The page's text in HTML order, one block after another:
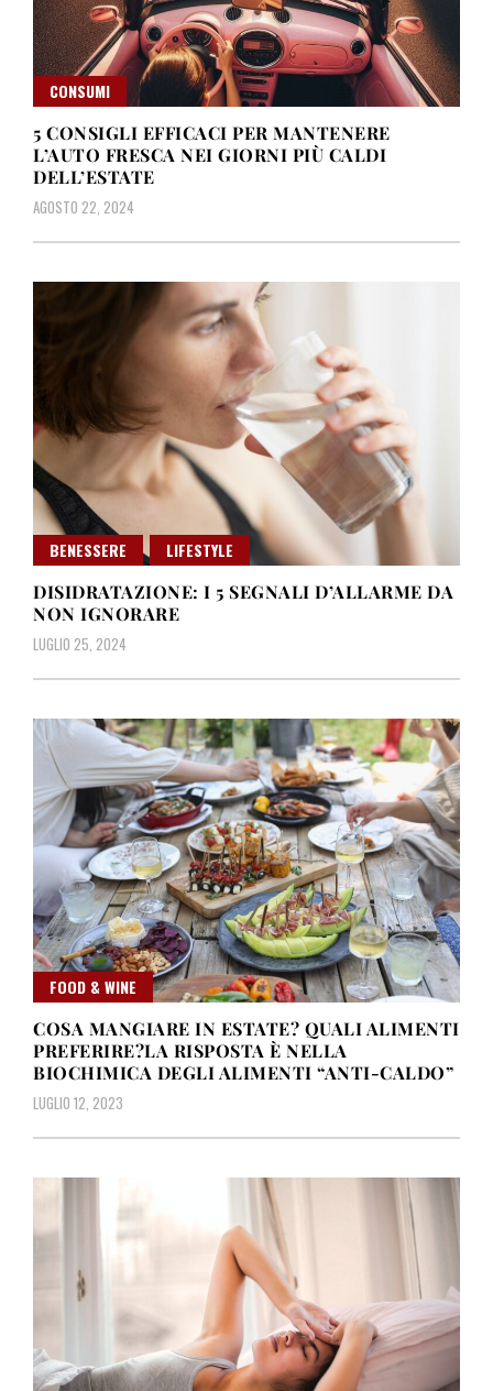
CONSUMI
5 CONSIGLI EFFICACI PER MANTENERE
L’AUTO FRESCA NEI GIORNI PIÙ CALDI
DELL’ESTATE
AGOSTO 22, 2024
BENESSERE
LIFESTYLE
DISIDRATAZIONE: I 5 SEGNALI D’ALLARME DA
NON IGNORARE
LUGLIO 25, 2024
FOOD & WINE
COSA MANGIARE IN ESTATE? QUALI ALIMENTI
PREFERIRE?LA RISPOSTA È NELLA
BIOCHIMICA DEGLI ALIMENTI “ANTI-CALDO”
LUGLIO 12, 2023